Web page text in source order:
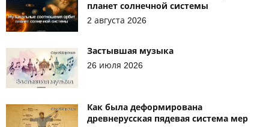
планет солнечной системы
2 августа 2026
Застывшая музыка
26 июля 2026
Как была деформирована
древнерусская пядевая система мер